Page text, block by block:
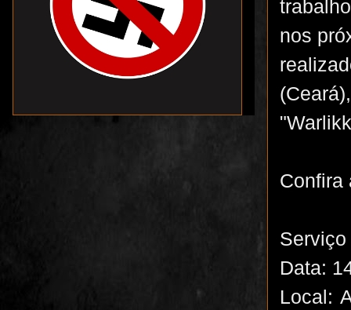
nos
Confira
Data:
Local: